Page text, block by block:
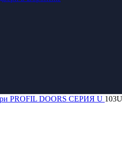
PROFIL DOORS СЕРИЯ U 103U